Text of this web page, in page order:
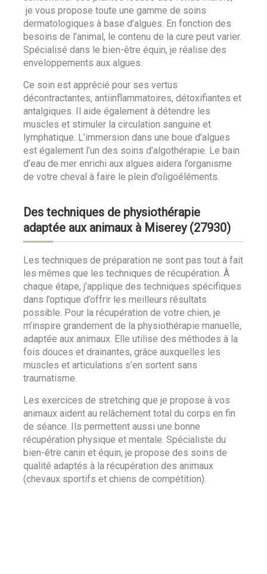
je vous propose toute une gamme de soins
dermatologiques à base d’algues. En fonction des
besoins de l’animal, le contenu de la cure peut varier.
Spécialisé dans le bien-être équin, je réalise des
enveloppements aux algues.
Ce soin est apprécié pour ses vertus
décontractantes, antiinflammatoires, détoxifiantes et
antalgiques. Il aide également à détendre les
muscles et stimuler la circulation sanguine et
lymphatique. L’immersion dans une boue d’algues
est également l’un des soins d’algothérapie. Le bain
d’eau de mer enrichi aux algues aidera l’organisme
de votre cheval à faire le plein d’oligoéléments.
Des techniques de physiothérapie
adaptée aux animaux à Miserey (27930)
Les techniques de préparation ne sont pas tout à fait
les mêmes que les techniques de récupération. À
chaque étape, j’applique des techniques spécifiques
dans l’optique d’offrir les meilleurs résultats
possible. Pour la récupération de votre chien, je
m’inspire grandement de la physiothérapie manuelle,
adaptée aux animaux. Elle utilise des méthodes à la
fois douces et drainantes, grâce auxquelles les
muscles et articulations s’en sortent sans
traumatisme.
Les exercices de stretching que je propose à vos
animaux aident au relâchement total du corps en fin
de séance. Ils permettent aussi une bonne
récupération physique et mentale. Spécialiste du
bien-être canin et équin, je propose des soins de
qualité adaptés à la récupération des animaux
(chevaux sportifs et chiens de compétition).